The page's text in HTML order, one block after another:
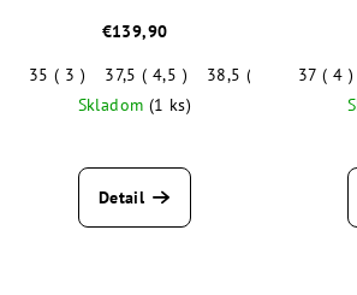
€139,90
35 ( 3 )
37,5 ( 4,5 ) 38,5 ( 5,5 ) 39 ( 6 )
Skladom (1 ks)
Detail
37 ( 4 )